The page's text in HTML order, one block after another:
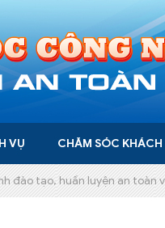
VỤ CHĂM SÓC
đào tạo, huấn luyện an toàn